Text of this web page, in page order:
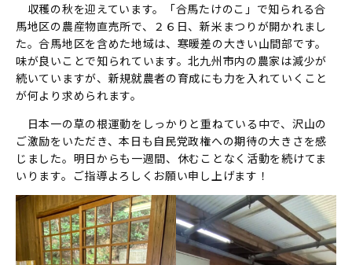
収穫の秋を迎えています。「合馬たけのこ」で知られる合
馬地区の農産物直売所で、２６日、新米まつりが開かれまし
た。合馬地区を含めた地域は、寒暖差の大きい山間部です。
味が良いことで知られています。北九州市内の農家は減少が
続いていますが、新規就農者の育成にも力を入れていくこと
が何より求められます。
日本一の草の根運動をしっかりと重ねている中で、沢山の
ご激励をいただき、本日も自民党政権への期待の大きさを感
じました。明日からも一週間、休むことなく活動を続けてま
いります。ご指導よろしくお願い申し上げます！